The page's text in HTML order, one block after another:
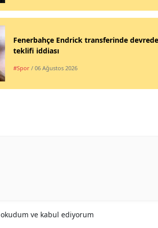
Fenerbahçe Endrick transferinde
teklifi iddiası
#Spor / 06 Ağustos 2026
okudum ve kabul ediyorum